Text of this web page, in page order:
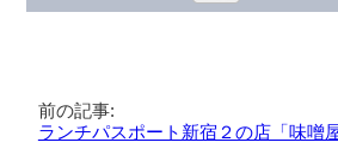
前の記事:
ランチパスポート新宿２の店「味噌